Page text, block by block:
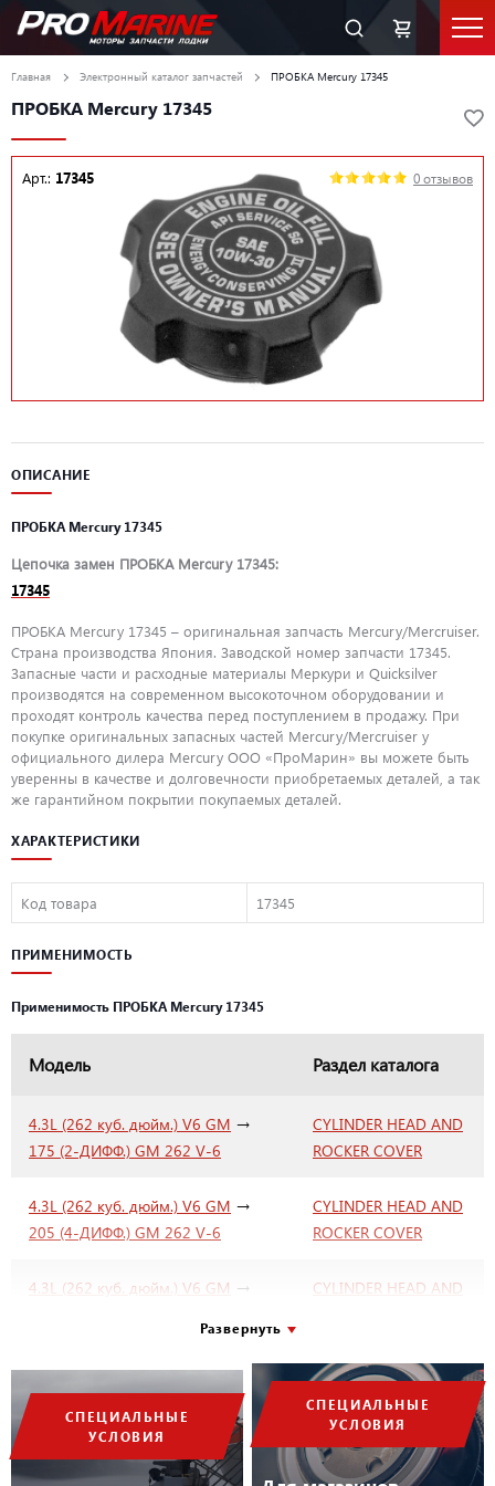
СПЕЦИАЛЬНЫЕ
УСЛОВИЯ
СПЕЦИАЛЬНЫЕ
УСЛОВИЯ
Главная Электронный каталог запчастей ПРОБКА Mercury 17345
ПРОБКА Mercury 17345
Арт.: 17345 0 отзывов
ОПИСАНИЕ
ПРОБКА Mercury 17345
Цепочка замен ПРОБКА Mercury 17345:
17345
ПРОБКА Mercury 17345 – оригинальная запчасть Mercury/Mercruiser.
Страна производства Япония. Заводской номер запчасти 17345.
Запасные части и расходные материалы Меркури и Quicksilver
производятся на современном высокоточном оборудовании и
проходят контроль качества перед поступлением в продажу. При
покупке оригинальных запасных частей Mercury/Mercruiser у
официального дилера Mercury ООО «ПроМарин» вы можете быть
уверенны в качестве и долговечности приобретаемых деталей, а так
же гарантийном покрытии покупаемых деталей.
ХАРАКТЕРИСТИКИ
Код товара 17345
ПРИМЕНИМОСТЬ
Применимость ПРОБКА Mercury 17345
Модель Раздел каталога
4.3L (262 куб. дюйм.) V6 GM →
175 (2-ДИФФ.) GM 262 V-6
CYLINDER HEAD AND
ROCKER COVER
4.3L (262 куб. дюйм.) V6 GM →
205 (4-ДИФФ.) GM 262 V-6
CYLINDER HEAD AND
ROCKER COVER
4.3L (262 куб. дюйм.) V6 GM →
CYLINDER HEAD AND
4.3L (262 куб. дюйм.) V6 GM→
4.3LX (4-ДИФФ.) GM 262 V-6
CYLINDER HEAD AND
ROCKER COVER
5.0L (305 куб. дюйм.) V8 GM→
200 (2-ДИФФ.) GM 305 V-8
ГОЛОВКА
ЦИЛИНДРА И
Развернуть